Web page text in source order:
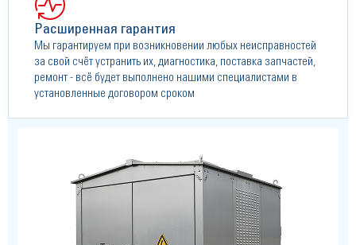
Расширенная гарантия
Мы гарантируем при возникновении любых неисправностей
за свой счёт устранить их, диагностика, поставка запчастей,
ремонт - всё будет выполнено нашими специалистами в
установленные договором сроком